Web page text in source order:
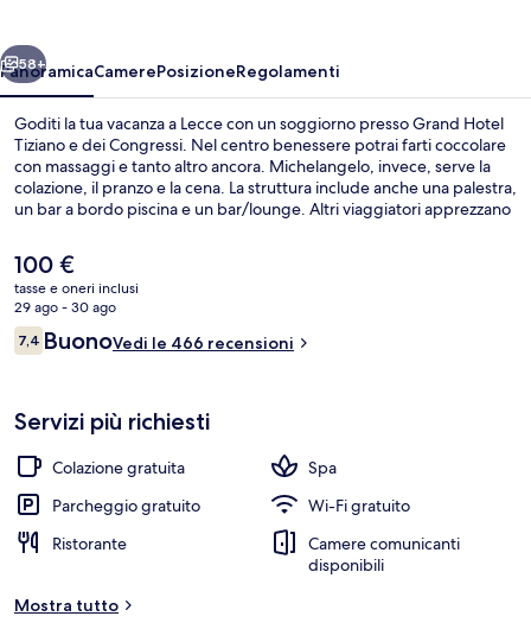
Congressi
Avanti
58+
PanoramicaCamerePosizioneRegolamenti
Goditi la tua vacanza a Lecce con un soggiorno presso Grand Hotel
Tiziano e dei Congressi. Nel centro benessere potrai farti coccolare
con massaggi e tanto altro ancora. Michelangelo, invece, serve la
colazione, il pranzo e la cena. La struttura include anche una palestra,
un bar a bordo piscina e un bar/lounge. Altri viaggiatori apprezzano
Il
prezzo
attuale
è
100 €
100 €
tasse e oneri inclusi
29 ago - 30 ago
Recensioni
7,47,4 su 10
BuonoVedi le 466 recensioni
Servizi più richiesti
Colazione gratuita
Spa
Parcheggio gratuito
Wi-Fi gratuito
Ristorante
Camere comunicanti
disponibili
Mostra tutto